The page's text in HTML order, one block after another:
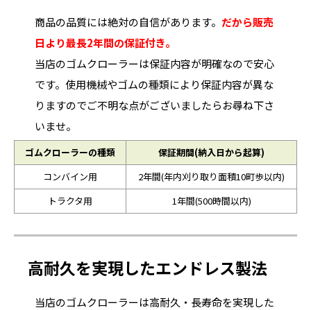
商品の品質には絶対の自信があります。 だから販売
日より最長2年間の保証付き。
当店のゴムクローラーは保証内容が明確なので安心
です。使用機械やゴムの種類により保証内容が異な
りますのでご不明な点がございましたらお尋ね下さ
いませ。
ゴムクローラーの種類
保証期間(納入日から起算)
コンバイン用
2年間(年内刈り取り面積10町歩以内)
トラクタ用
1年間(500時間以内)
高耐久を実現したエンドレス製法
当店のゴムクローラーは高耐久・長寿命を実現した